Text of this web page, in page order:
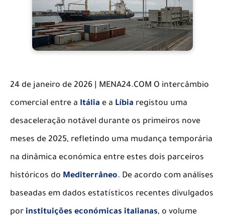
24 de janeiro de 2026 | MENA24.COM ​O intercâmbio
comercial entre a Itália e a Líbia registou uma
desaceleração notável durante os primeiros nove
meses de 2025, refletindo uma mudança temporária
na dinâmica económica entre estes dois parceiros
históricos do Mediterrâneo. De acordo com análises
baseadas em dados estatísticos recentes divulgados
por instituições económicas italianas, o volume